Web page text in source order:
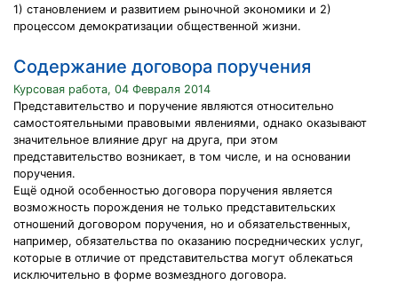
1) становлением и развитием рыночной экономики и 2)
процессом демократизации общественной жизни.
Содержание договора поручения
Курсовая работа, 04 Февраля 2014
Представительство и поручение являются относительно
самостоятельными правовыми явлениями, однако оказывают
значительное влияние друг на друга, при этом
представительство возникает, в том числе, и на основании
поручения.
Ещё одной особенностью договора поручения является
возможность порождения не только представительских
отношений договором поручения, но и обязательственных,
например, обязательства по оказанию посреднических услуг,
которые в отличие от представительства могут облекаться
исключительно в форме возмездного договора.